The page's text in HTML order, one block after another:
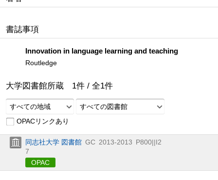
書誌事項
Innovation in language learning and teaching
Routledge
大学図書館所蔵 1件 / 全1件
すべての地域
すべての図書館
OPACリンクあり
同志社大学 図書館 GC 2013-2013 P800||I2
7
OPAC